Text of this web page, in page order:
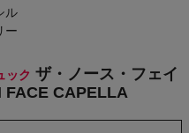
ル
ー
ック ザ・ノース・フェイ
FACE CAPELLA